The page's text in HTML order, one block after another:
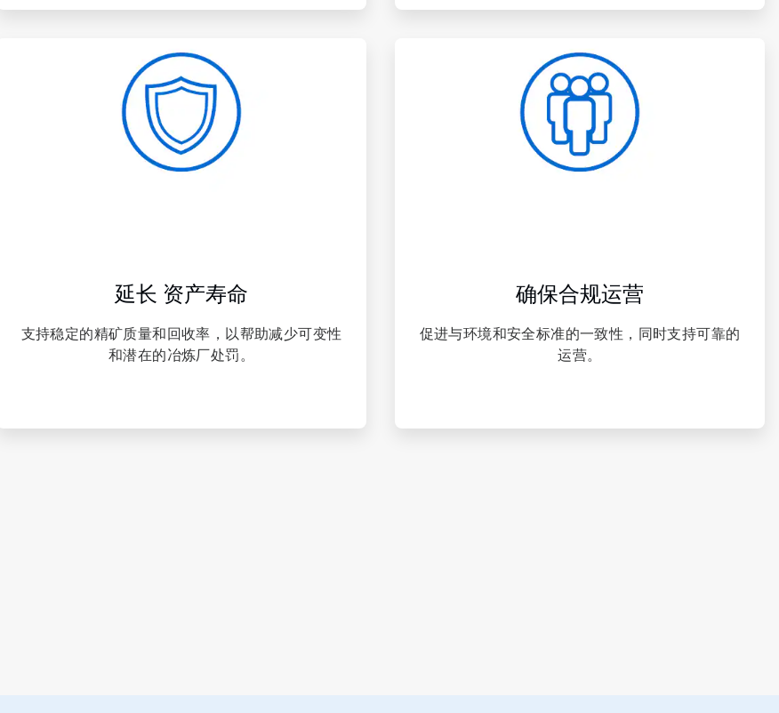
3
，
共
延长 资产寿命
支持稳定的精矿质量和回收率，以帮助减少可变性
和潜在的冶炼厂处罚。
4
，
共
确保合规运营
促进与环境和安全标准的一致性，同时支持可靠的
运营。